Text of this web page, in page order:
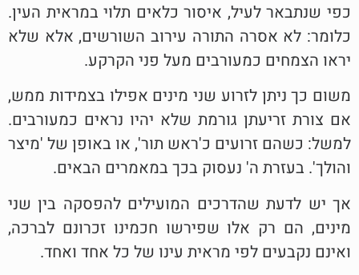
כפי שנתבאר לעיל, איסור כלאים תלוי במראית העין.
כלומר: לא אסרה התורה עירוב השורשים, אלא שלא
יראו הצמחים כמעורבים מעל פני הקרקע.
משום כך ניתן לזרוע שני מינים אפילו בצמידות ממש,
אם צורת זריעתן גורמת שלא יהיו נראים כמעורבים.
למשל: כשהם זרועים כ'ראש תור', או באופן של 'מיצר
והולך'. בעזרת ה' נעסוק בכך במאמרים הבאים.
אך יש לדעת שהדרכים המועילים להפסקה בין שני
מינים, הם רק אלו שפירשו חכמינו זכרונם לברכה,
ואינם נקבעים לפי מראית עינו של כל אחד ואחד.